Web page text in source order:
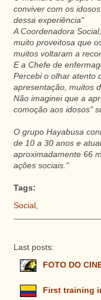
conviver com os
dessa experiência"
A Coordenadora
muito proveitosa que
muitos voltaram a
E a Chefe de
Percebi o olhar atento
apresentação, muitos
Não imaginei que a
comoção aos idosos"
O grupo Hayabusa
de 10 a 30 anos e
aproximadamente 66
ações sociais."
Tags:
Social ,
Last posts:
FOTO DO
First training